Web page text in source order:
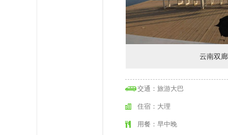
云南双廊
交通：旅游大巴
住宿：大理
用餐：早中晚